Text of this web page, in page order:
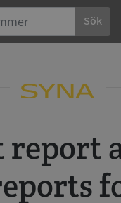
Sök